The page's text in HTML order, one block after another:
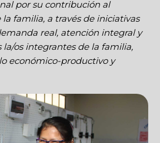
por su contribución al
familia, a través de iniciativas
real, atención integral y
la/os integrantes de la familia,
económico-productivo y